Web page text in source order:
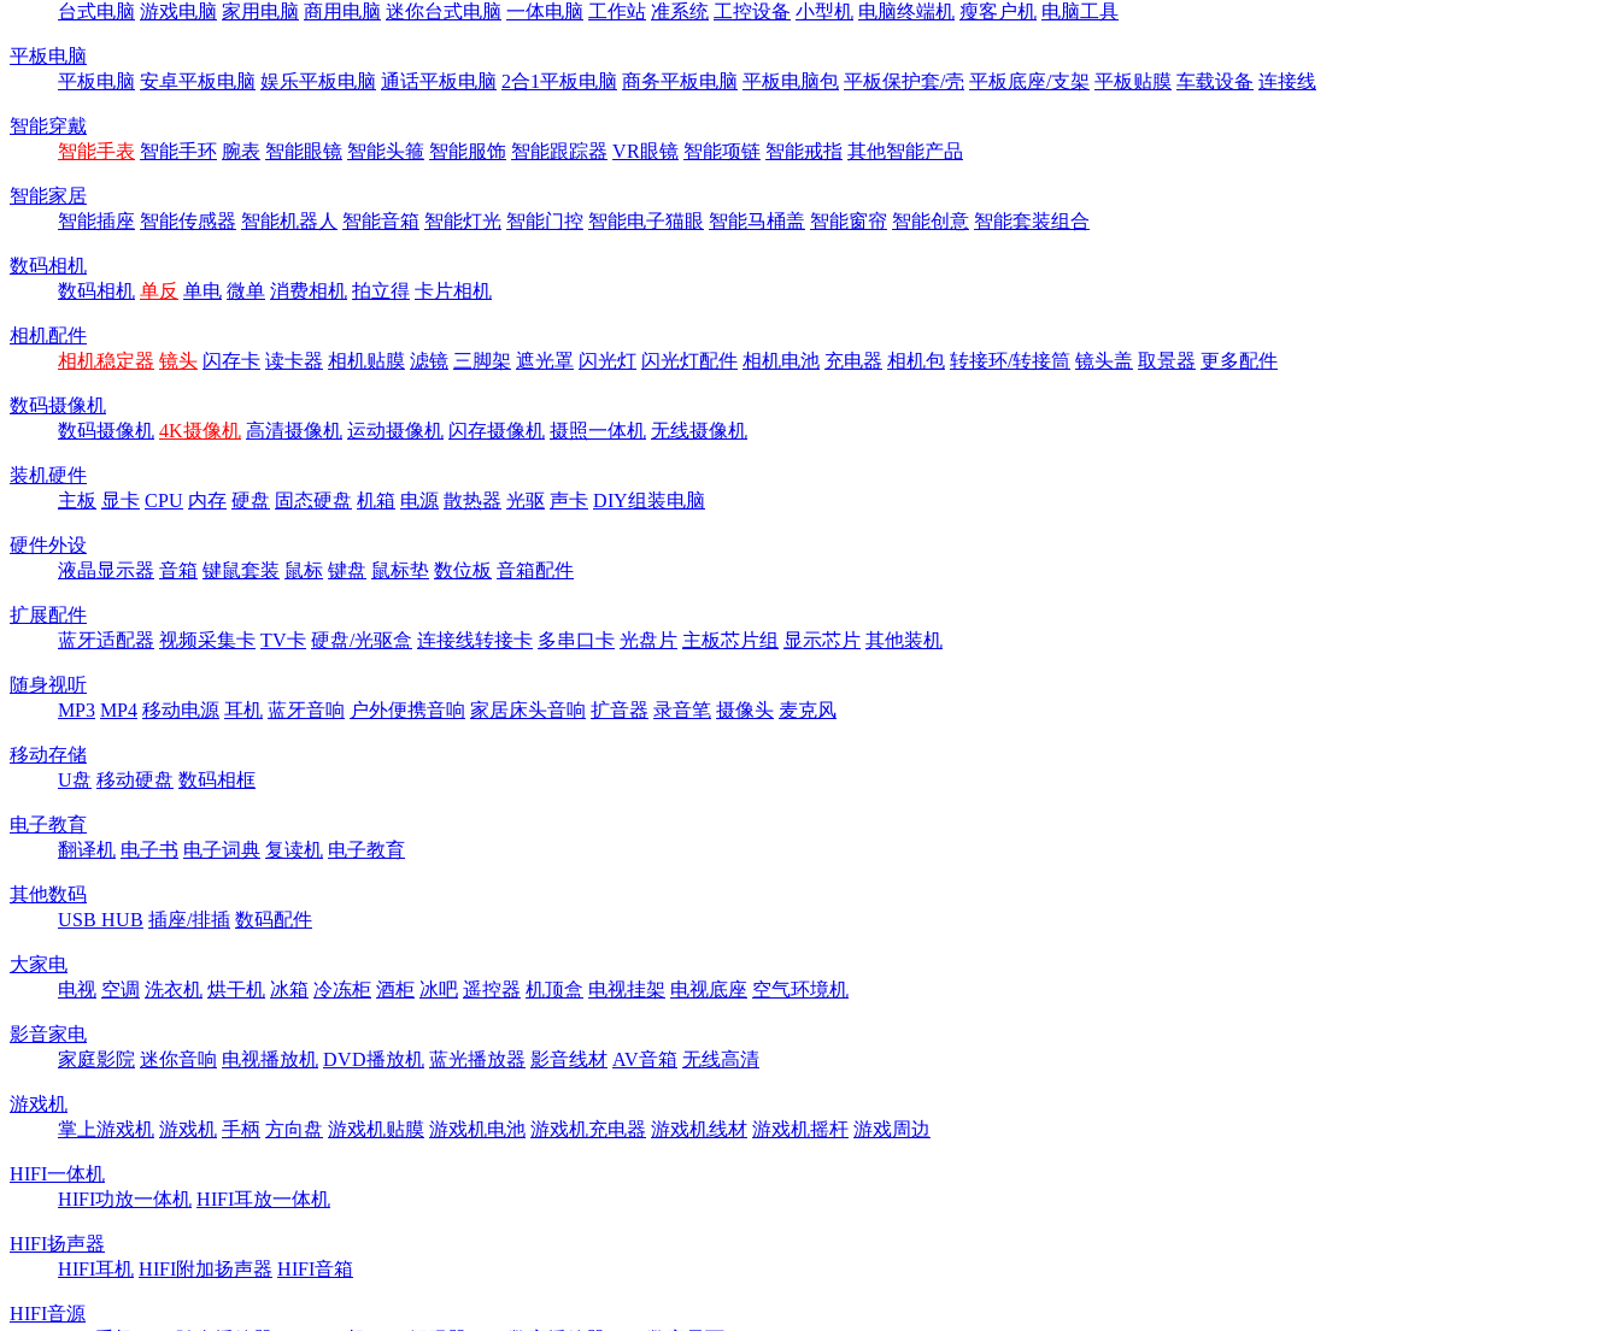
台式电脑 游戏电脑 家用电脑 商用电脑 迷你台式电脑 一体电脑 工作站 准系统 工控设备 小型机 电脑终端机 瘦客户机 电脑工具
平板电脑
平板电脑 安卓平板电脑 娱乐平板电脑 通话平板电脑 2合1平板电脑 商务平板电脑 平板电脑包 平板保护套/壳 平板底座/支架 平板贴膜 车载设备 连接线
智能穿戴
智能手表 智能手环 腕表 智能眼镜 智能头箍 智能服饰 智能跟踪器 VR眼镜 智能项链 智能戒指 其他智能产品
智能家居
智能插座 智能传感器 智能机器人 智能音箱 智能灯光 智能门控 智能电子猫眼 智能马桶盖 智能窗帘 智能创意 智能套装组合
数码相机
数码相机 单反 单电 微单 消费相机 拍立得 卡片相机
相机配件
相机稳定器 镜头 闪存卡 读卡器 相机贴膜 滤镜 三脚架 遮光罩 闪光灯 闪光灯配件 相机电池 充电器 相机包 转接环/转接筒 镜头盖 取景器 更多配件
数码摄像机
数码摄像机 4K摄像机 高清摄像机 运动摄像机 闪存摄像机 摄照一体机 无线摄像机
装机硬件
主板 显卡 CPU 内存 硬盘 固态硬盘 机箱 电源 散热器 光驱 声卡 DIY组装电脑
硬件外设
液晶显示器 音箱 键鼠套装 鼠标 键盘 鼠标垫 数位板 音箱配件
扩展配件
蓝牙适配器 视频采集卡 TV卡 硬盘/光驱盒 连接线转接卡 多串口卡 光盘片 主板芯片组 显示芯片 其他装机
随身视听
MP3 MP4 移动电源 耳机 蓝牙音响 户外便携音响 家居床头音响 扩音器 录音笔 摄像头 麦克风
移动存储
U盘 移动硬盘 数码相框
电子教育
翻译机 电子书 电子词典 复读机 电子教育
其他数码
USB HUB 插座/排插 数码配件
大家电
电视 空调 洗衣机 烘干机 冰箱 冷冻柜 酒柜 冰吧 遥控器 机顶盒 电视挂架 电视底座 空气环境机
影音家电
家庭影院 迷你音响 电视播放机 DVD播放机 蓝光播放器 影音线材 AV音箱 无线高清
游戏机
掌上游戏机 游戏机 手柄 方向盘 游戏机贴膜 游戏机电池 游戏机充电器 游戏机线材 游戏机摇杆 游戏周边
HIFI一体机
HIFI功放一体机 HIFI耳放一体机
HIFI扬声器
HIFI耳机 HIFI附加扬声器 HIFI音箱
HIFI音源